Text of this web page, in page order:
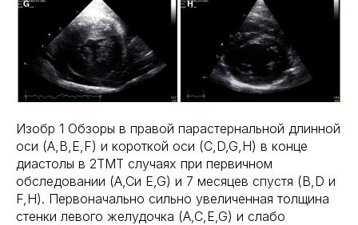
Изобр 1 Обзоры в правой парастернальной длинной
оси (A,B,E,F) и короткой оси (C,D,G,H) в конце
диастолы в 2ТМТ случаях при первичном
обследовании (A,Cи E,G) и 7 месяцев спустя (B,D и
F,H). Первоначально сильно увеличенная толщина
стенки левого желудочка (A,C,E,G) и слабо